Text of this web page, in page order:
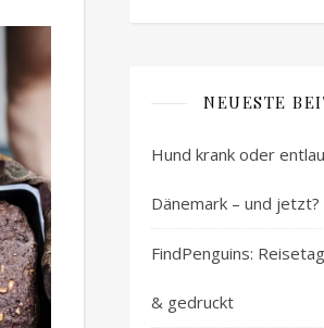
NEUESTE
Hund krank oder
Dänemark – und jetzt?
FindPenguins:
& gedruckt